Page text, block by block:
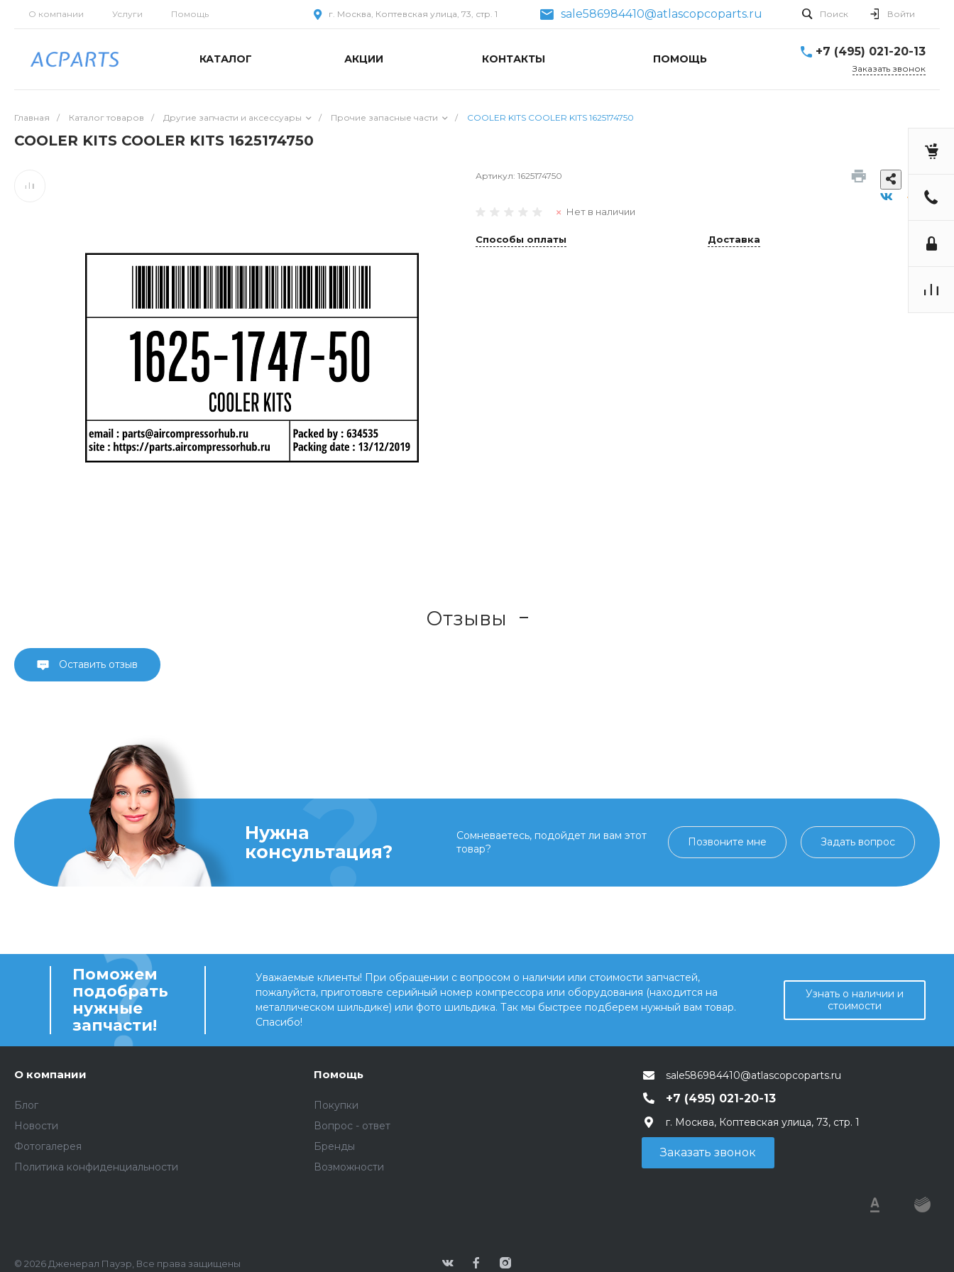
О компании Услуги Помощь г. Москва, Коптевская улица, 73, стр. 1 sale586984410@atlascopcoparts.ru Поиск Войти
КАТАЛОГ АКЦИИ КОНТАКТЫ ПОМОЩЬ
+7 (495) 021-20-13
Заказать звонок
Главная / Каталог товаров / Другие запчасти и аксессуары / Прочие запасные части / COOLER KITS COOLER KITS 1625174750
COOLER KITS COOLER KITS 1625174750
Артикул: 1625174750
Нет в наличии
Способы оплаты Доставка
Отзывы
Оставить отзыв
Нужна
консультация?
Сомневаетесь, подойдет ли вам этот
товар?
Позвоните мне Задать вопрос
Поможем
подобрать
нужные
запчасти!
Уважаемые клиенты! При обращении с вопросом о наличии или стоимости запчастей,
пожалуйста, приготовьте серийный номер компрессора или оборудования (находится на
металлическом шильдике) или фото шильдика. Так мы быстрее подберем нужный вам товар.
Спасибо!
Узнать о наличии и
стоимости
О компании
Блог
Новости
Фотогалерея
Политика конфиденциальности
Помощь
Покупки
Вопрос - ответ
Бренды
Возможности
sale586984410@atlascopcoparts.ru
+7 (495) 021-20-13
г. Москва, Коптевская улица, 73, стр. 1
Заказать звонок
© 2026 Дженерал Пауэр, Все права защищены